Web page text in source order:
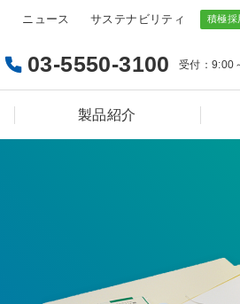
ニュース サステナビリティ
03-5550-3100 受付：9:00
製品紹介